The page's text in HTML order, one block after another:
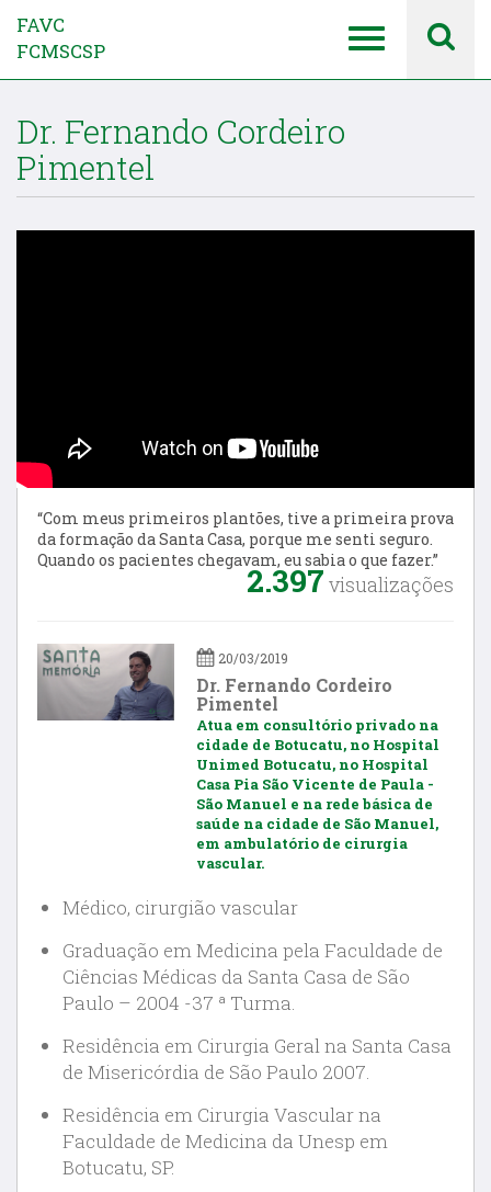
FAVC
FCMSCSP
Dr. Fernando Cordeiro
Pimentel
“Com meus primeiros plantões, tive a primeira prova
da formação da Santa Casa, porque me senti seguro.
Quando os pacientes chegavam, eu sabia o que fazer.”
2.397 visualizações
20/03/2019
Dr. Fernando Cordeiro
Pimentel
Atua em consultório privado na
cidade de Botucatu, no Hospital
Unimed Botucatu, no Hospital
Casa Pia São Vicente de Paula -
São Manuel e na rede básica de
saúde na cidade de São Manuel,
em ambulatório de cirurgia
vascular.
Médico, cirurgião vascular
Graduação em Medicina pela Faculdade de
Ciências Médicas da Santa Casa de São
Paulo – 2004 -37 ª Turma.
Residência em Cirurgia Geral na Santa Casa
de Misericórdia de São Paulo 2007.
Residência em Cirurgia Vascular na
Faculdade de Medicina da Unesp em
Botucatu, SP.